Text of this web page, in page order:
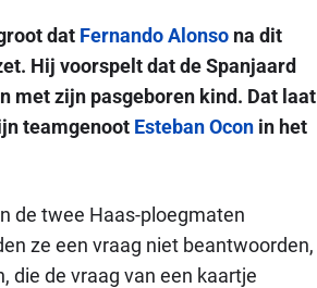
dat Fernando Alonsona dit
Hij voorspelt dat de Spanjaard
met zijn pasgeboren kind. Dat laat
teamgenoot Esteban Oconin het
de twee Haas-ploegmaten
ze een vraag niet beantwoorden,
die de vraag van een kaartje